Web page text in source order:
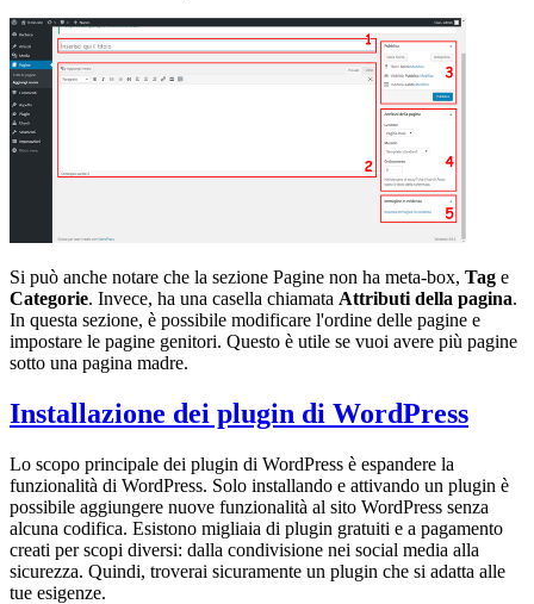
Si può anche notare che la sezione Pagine non ha meta-box, Tag e
Categorie. Invece, ha una casella chiamata Attributi della pagina.
In questa sezione, è possibile modificare l'ordine delle pagine e
impostare le pagine genitori. Questo è utile se vuoi avere più pagine
sotto una pagina madre.
Installazione dei plugin di WordPress
Lo scopo principale dei plugin di WordPress è espandere la
funzionalità di WordPress. Solo installando e attivando un plugin è
possibile aggiungere nuove funzionalità al sito WordPress senza
alcuna codifica. Esistono migliaia di plugin gratuiti e a pagamento
creati per scopi diversi: dalla condivisione nei social media alla
sicurezza. Quindi, troverai sicuramente un plugin che si adatta alle
tue esigenze.